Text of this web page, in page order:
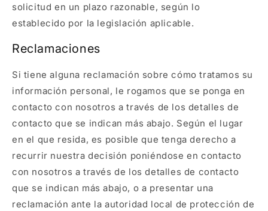
solicitud en un plazo razonable, según lo
establecido por la legislación aplicable.
Reclamaciones
Si tiene alguna reclamación sobre cómo tratamos su
información personal, le rogamos que se ponga en
contacto con nosotros a través de los detalles de
contacto que se indican más abajo. Según el lugar
en el que resida, es posible que tenga derecho a
recurrir nuestra decisión poniéndose en contacto
con nosotros a través de los detalles de contacto
que se indican más abajo, o a presentar una
reclamación ante la autoridad local de protección de